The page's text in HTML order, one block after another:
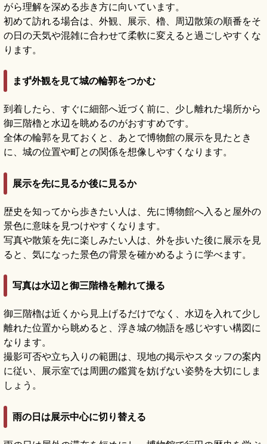
がら理解を深める歩き方に向いています。
初めて訪れる場合は、外観、展示、櫓、周辺散策の順番をそ
の日の天気や混雑に合わせて柔軟に変えると過ごしやすくな
ります。
まず外観を見て城の輪郭をつかむ
到着したら、すぐに細部へ近づく前に、少し離れた場所から
御三階櫓と水辺を眺めるのがおすすめです。
全体の輪郭を見ておくと、あとで博物館の展示を見たとき
に、城の位置や町との関係を想像しやすくなります。
展示を先に見るか後に見るか
歴史を知ってから歩きたい人は、先に博物館へ入ると屋外の
景色に意味を見つけやすくなります。
写真や散策を先に楽しみたい人は、外を歩いた後に展示を見
ると、気になった景色の背景を確かめるように学べます。
写真は水辺と御三階櫓を離れて撮る
御三階櫓は近くから見上げるだけでなく、水辺を入れて少し
離れた位置から眺めると、浮き城の物語を感じやすい構図に
なります。
撮影可否や立ち入りの範囲は、現地の掲示やスタッフの案内
に従い、展示室では周囲の鑑賞を妨げない姿勢を大切にしま
しょう。
雨の日は展示中心に切り替える